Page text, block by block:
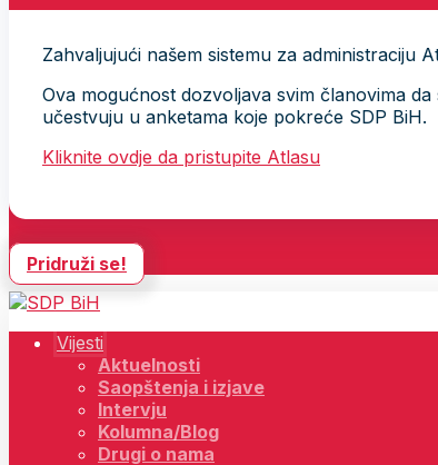
Zahvaljujući našem sistemu za administraciju
Ova mogućnost dozvoljava svim članovima
učestvuju u anketama koje pokreće SDP BiH.
Kliknite ovdje da pristupite Atlasu
Pridruži se!
Vijesti
Aktuelnosti
Saopštenja i izjave
Intervju
Kolumna/Blog
Drugi o nama